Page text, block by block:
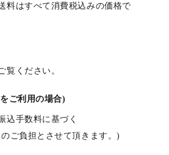
料はすべて消費税込みの価格で
覧ください。
ご利用の場合)
込手数料に基づく
ご負担とさせて頂きます。)